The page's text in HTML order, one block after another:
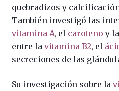
quebradizos y
También investigó las
vitamina A, el caroteno y
entre la vitamina B2, el
secreciones de las
Su investigación sobre la